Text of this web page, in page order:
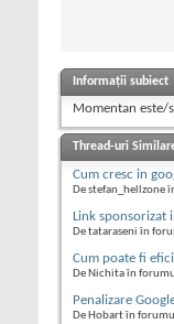
Informații subiect
Momentan este/
Thread-uri
Cum cresc in
De stefan_hellzone
Link
De tataraseni în
Cum poate fi
De Nichita în
Penalizare
De Hobart în